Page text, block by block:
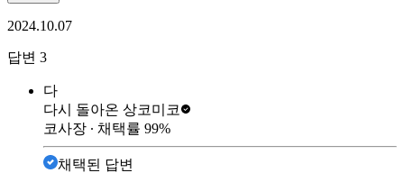
2024.10.07
답변 3
다
다시 돌아온 상코미코
코사장 ∙ 채택률 99%
채택된 답변